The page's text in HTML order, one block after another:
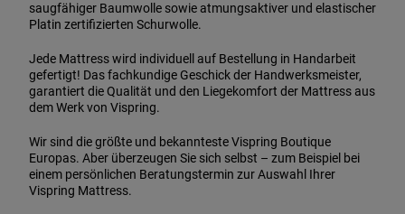
saugfähiger Baumwolle sowie atmungsaktiver und elastischer
Platin zertifizierten Schurwolle.
Jede Mattress wird individuell auf Bestellung in Handarbeit
gefertigt! Das fachkundige Geschick der Handwerksmeister,
garantiert die Qualität und den Liegekomfort der Mattress aus
dem Werk von Vispring.
Wir sind die größte und bekannteste Vispring Boutique
Europas. Aber überzeugen Sie sich selbst – zum Beispiel bei
einem persönlichen Beratungstermin zur Auswahl Ihrer
Vispring Mattress.